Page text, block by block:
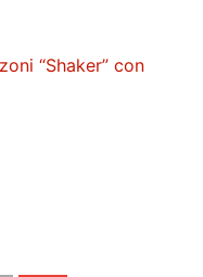
“Shaker” con